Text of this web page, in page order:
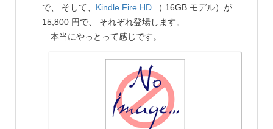
で、 そして、 Kindle Fire HD （ 16GB モデル）が
15,800 円で、 それぞれ登場します。
本当にやっとって感じです。